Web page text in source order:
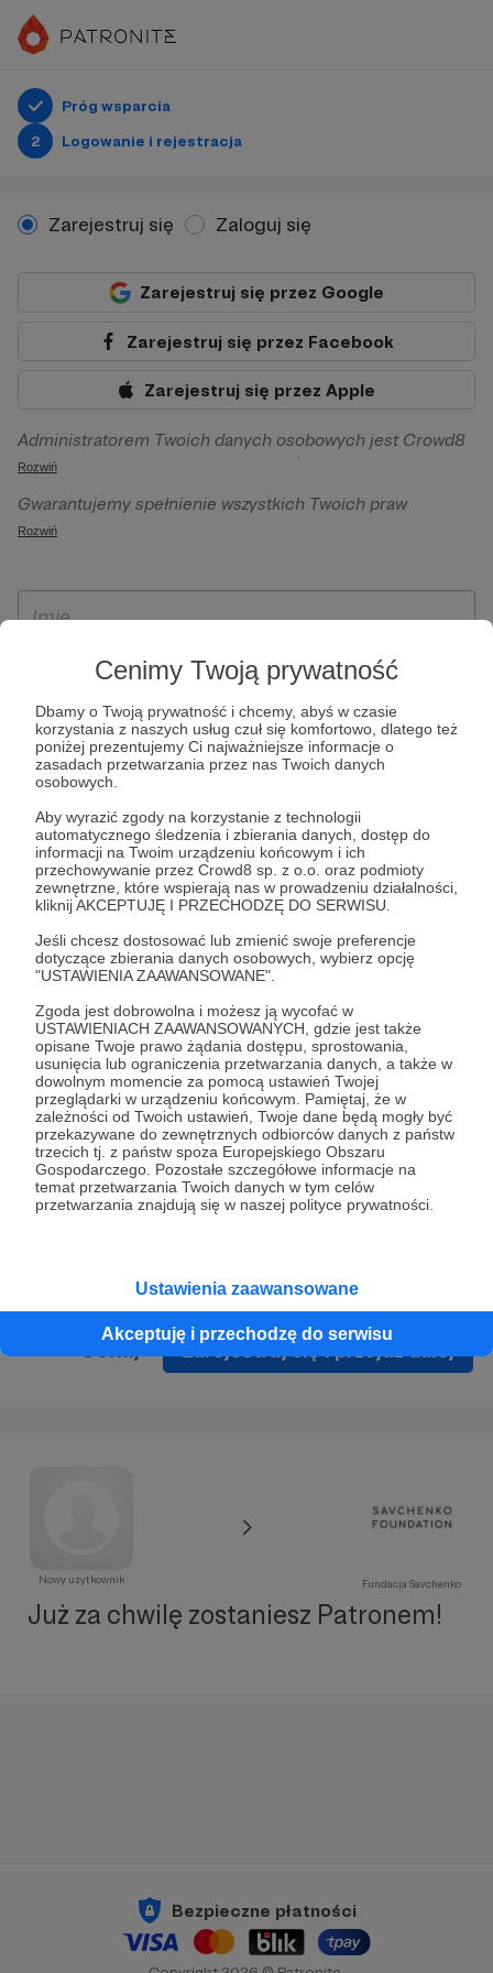
Cenimy Twoją prywatność
Dbamy o Twoją prywatność i chcemy, abyś w czasie
korzystania z naszych usług czuł się komfortowo, dlatego też
poniżej prezentujemy Ci najważniejsze informacje o
zasadach przetwarzania przez nas Twoich danych
osobowych.
Aby wyrazić zgody na korzystanie z technologii
automatycznego śledzenia i zbierania danych, dostęp do
informacji na Twoim urządzeniu końcowym i ich
przechowywanie przez Crowd8 sp. z o.o. oraz podmioty
zewnętrzne, które wspierają nas w prowadzeniu działalności,
kliknij AKCEPTUJĘ I PRZECHODZĘ DO SERWISU.
Jeśli chcesz dostosować lub zmienić swoje preferencje
dotyczące zbierania danych osobowych, wybierz opcję
"USTAWIENIA ZAAWANSOWANE".
Zgoda jest dobrowolna i możesz ją wycofać w
USTAWIENIACH ZAAWANSOWANYCH, gdzie jest także
opisane Twoje prawo żądania dostępu, sprostowania,
usunięcia lub ograniczenia przetwarzania danych, a także w
dowolnym momencie za pomocą ustawień Twojej
przeglądarki w urządzeniu końcowym. Pamiętaj, że w
zależności od Twoich ustawień, Twoje dane będą mogły być
przekazywane do zewnętrznych odbiorców danych z państw
trzecich tj. z państw spoza Europejskiego Obszaru
Gospodarczego. Pozostałe szczegółowe informacje na
temat przetwarzania Twoich danych w tym celów
przetwarzania znajdują się w naszej polityce prywatności.
Ustawienia zaawansowane
Akceptuję i przechodzę do serwisu
Próg wsparcia
2
Logowanie i rejestracja
Zarejestruj się Zaloguj się
Zarejestruj się przez Google
Zarejestruj się przez Facebook
Zarejestruj się przez Apple
Administratorem Twoich danych osobowych jest Crowd8
sp. z o.o. z siedziba w Warszawie, ul. Żwirki i Wigury 16, 02-
092 Warszawa. Twoje dane osobowe będą przetwarzane w
szczególności w celu wykonania umowy zawartej z Tobą, w
Patronite.pl, w tym możliwości dokonywania oraz
otrzymywania wsparcia na naszej platformie oraz
Rozwiń
Gwarantujemy spełnienie wszystkich Twoich praw
wynikających z ogólnego rozporządzenia o ochronie
ich przenoszenia, niepodlegania zautomatyzowanemu
wyrażenia sprzeciwu wobec przetwarzania Twoich danych
osobowych. Rejestracja dla osób niepełnoletnich możliwa
jest po przekazaniu podpisanego formularza "Zgodna na
założenie konta przez osobę niepełnoletnią", formularz
dostępny jest na stronie regulaminu Patronite.pl.
Rozwiń
* Zapoznałem się i akceptujęRegulaminserwisu oraz
* Wyrażam zgodę na przetwarzanie moich danych
osobowych podanych w formularzu rejestracyjnym w celu
prawidłowego świadczenia usług serwisu Patronite.
Wyrażam zgodę na otrzymywanie drogą elektroniczną
informacji handlowych - newslettera. Opcja ta może zostać
zmieniona w ustawieniach konta.
Zarejestruj się i przejdź dalej
Nowy użytkownik Fundacja Savchenko
Już za chwilę zostaniesz Patronem!
Bezpieczne płatności